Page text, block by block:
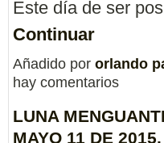
Este día de ser
Continuar
Añadido por orlando
hay comentarios
LUNA
MAYO 11 DE 2015.